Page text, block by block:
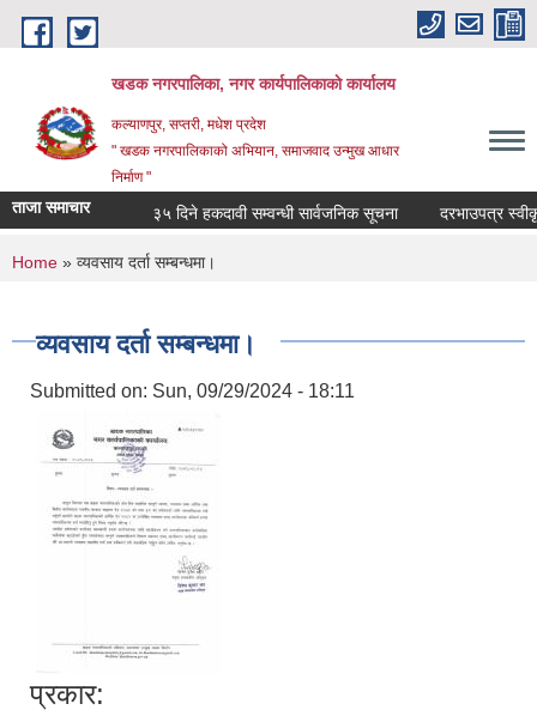
Skip to main content
खडक नगरपालिका, नगर कार्यपालिकाकाे कार्यालय
कल्याणपुर, सप्तरी, मधेश प्रदेश
" खडक नगरपालिकाको अभियान, समाजवाद उन्मुख आधार
निर्माण "
ताजा समाचार ३५ दिने हकदावी सम्वन्धी सार्वजनिक सूचना दरभाउपत्र
You are here
Home » व्यवसाय दर्ता सम्बन्धमा।
व्यवसाय दर्ता सम्बन्धमा।
Submitted on: Sun, 09/29/2024 - 18:11
प्रकार: